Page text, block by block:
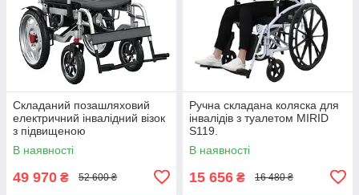
Складаний позашляховий
електричний інвалідний візок
з підвищеною
вантажопідйомністю MIRID
D-810
В наявності
49 970 ₴ 52 600 ₴
Ручна складана коляска для
інвалідів з туалетом MIRID
S119.
В наявності
15 656 ₴ 16 480 ₴